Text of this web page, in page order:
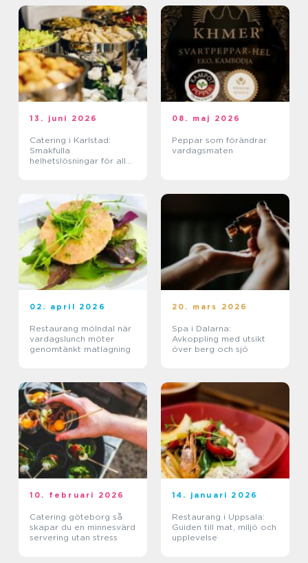
13. juni 2026
Catering i Karlstad:
Smakfulla
helhetslösningar för alla
08. maj 2026
Peppar som förändrar
vardagsmaten
02. april 2026
Restaurang mölndal när
vardagslunch möter
genomtänkt matlagning
20. mars 2026
Spa i Dalarna:
Avkoppling med utsikt
över berg och sjö
10. februari 2026
Catering göteborg så
skapar du en minnesvärd
servering utan stress
14. januari 2026
Restaurang i Uppsala:
Guiden till mat, miljö och
upplevelse